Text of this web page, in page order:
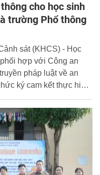
cho học sinh
trường Phổ thông
sát (KHCS) - Học
hợp với Công an
pháp luật về an
ký cam kết thực hiện
trường Phổ thông
Phú Diễn, thành